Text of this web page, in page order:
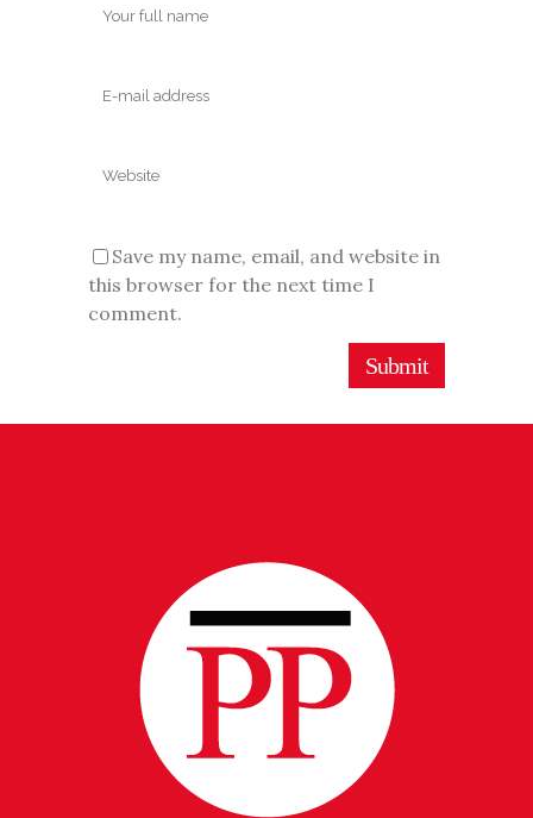
Save my name, email, and website in
this browser for the next time I
comment.